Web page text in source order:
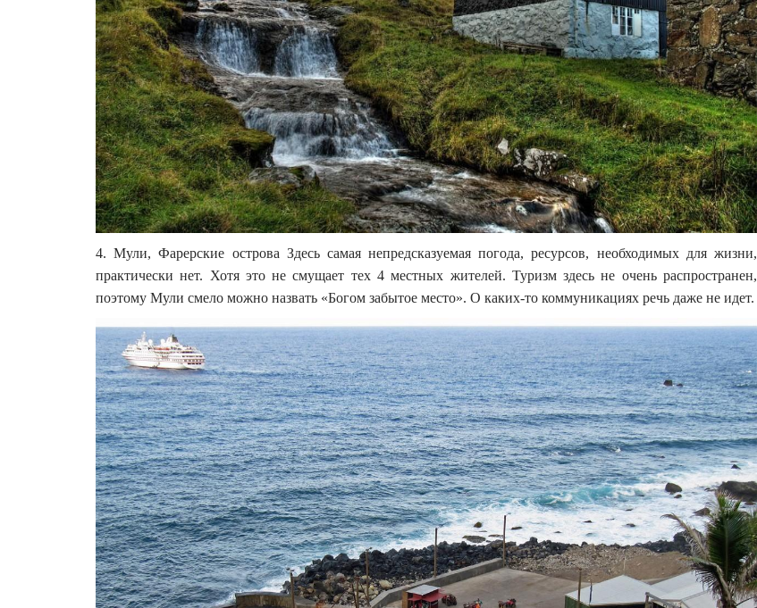
4. Мули, Фарерские острова Здесь самая непредсказуемая погода, ресурсов, необходимых для жизни,
практически нет. Хотя это не смущает тех 4 местных жителей. Туризм здесь не очень распространен,
поэтому Мули смело можно назвать «Богом забытое место». О каких-то коммуникациях речь даже не идет.